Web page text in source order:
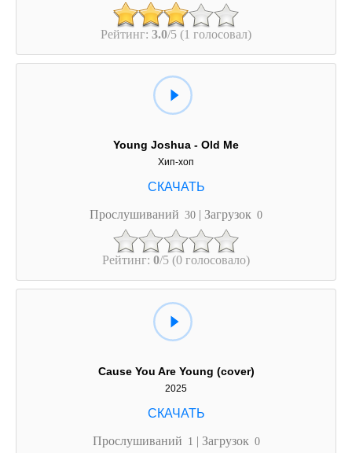
Рейтинг: 3.0/5 (1 голосовал)
Young Joshua - Old Me
Хип-хоп
Прослушиваний 30 | Загрузок 0
Рейтинг: 0/5 (0 голосовало)
Cause You Are Young (cover)
2025
Прослушиваний 1 | Загрузок 0